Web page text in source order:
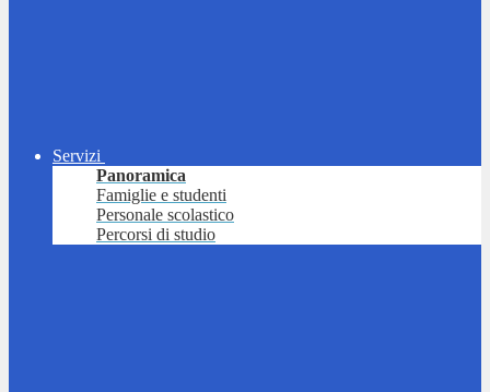
Servizi
Panoramica
Famiglie e studenti
Personale scolastico
Percorsi di studio